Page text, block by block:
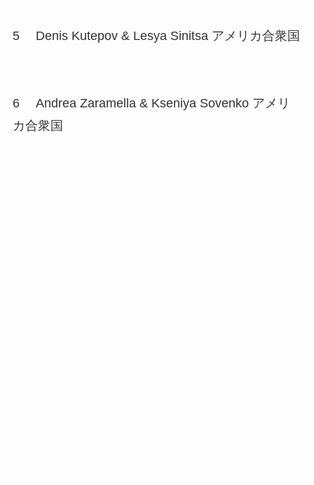
5 Denis Kutepov & Lesya Sinitsa アメリカ合衆国
6 Andrea Zaramella & Kseniya Sovenko アメリ
カ合衆国